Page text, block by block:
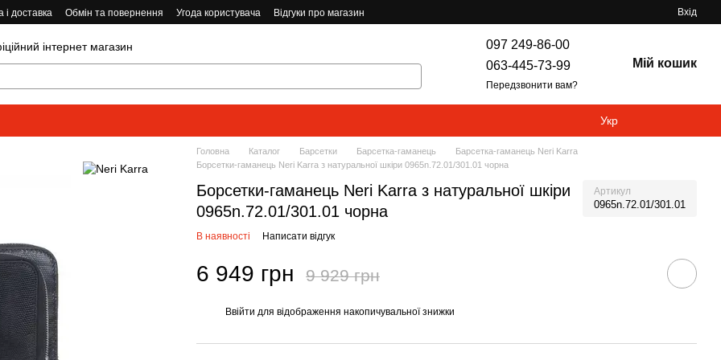
і доставка Обмін та повернення Угода користувача Відгуки про магазин Вхід
інтернет магазин
097 249-86-00
063-445-73-99
Передзвонити вам?
Мій кошик
Укр
Головна Каталог Барсетки Барсетка-гаманець
Барсетка-гаманець Neri Karra
Борсетки-гаманець Neri Karra з натуральної шкіри 0965n.72.01/301.01 чорна
Борсетки-гаманець Neri Karra з натуральної шкіри
0965n.72.01/301.01 чорна
Артикул
0965n.72.01/301.01
В наявності Написати відгук
6 949 грн 9 929 грн
Ввійти для відображення накопичувальної знижки